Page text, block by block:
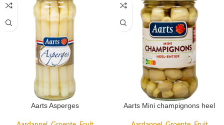
Aarts Asperges Aarts Mini champignons heel